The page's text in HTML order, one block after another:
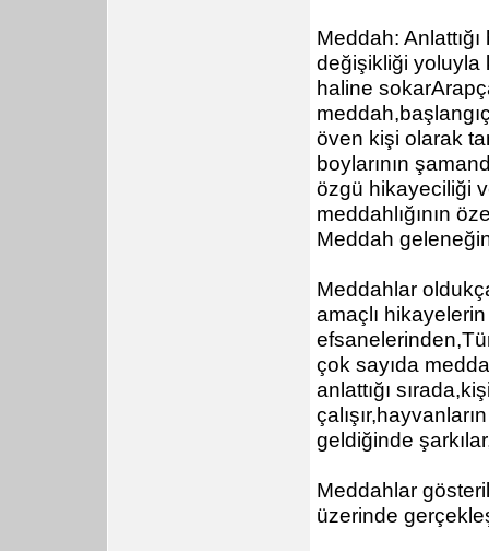
Meddah:
değişikliği yoluyla
haline
öven kişi olarak
boylarının
özgü hikayeciliği
meddahlığının
Meddah
Meddahlar
amaçlı
çok sayıda
anlattığı
geldiğinde
Meddahlar
üzerinde